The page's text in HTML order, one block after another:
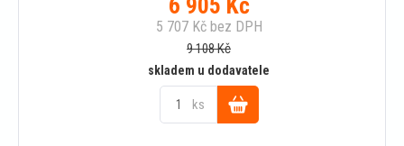
5 707 Kčbez DPH
9 108Kč
skladem u dodavatele
ks